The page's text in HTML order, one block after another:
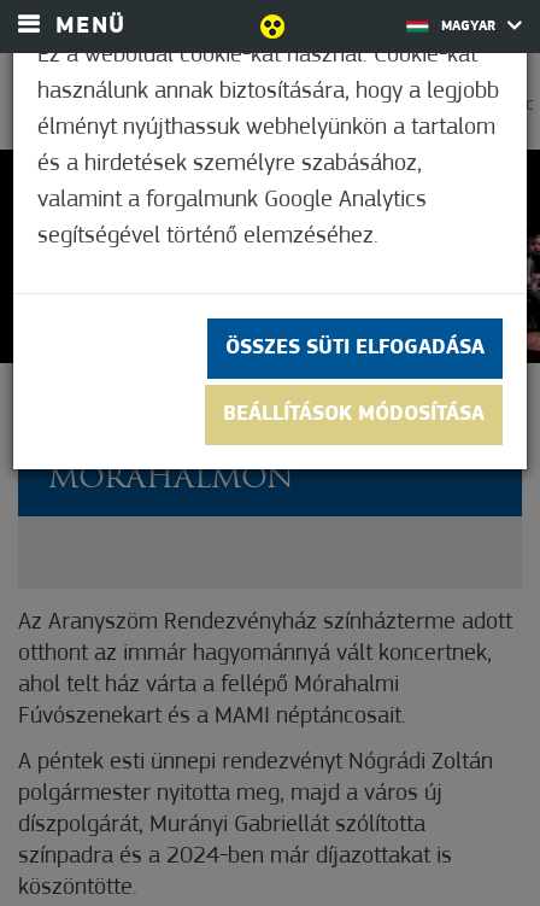
MENÜ MAGYAR
0
26,1°C
Nem értékelt
ÚJÉVI HANGVERSENNYEL
KÖSZÖNTÖTTÉK 2025-ÖT
MÓRAHALMON
Az Aranyszöm Rendezvényház színházterme adott
otthont az immár hagyománnyá vált koncertnek,
ahol telt ház várta a fellépő Mórahalmi
Fúvószenekart és a MAMI néptáncosait.
A péntek esti ünnepi rendezvényt Nógrádi Zoltán
polgármester nyitotta meg, majd a város új
díszpolgárát, Murányi Gabriellát szólította
színpadra és a 2024-ben már díjazottakat is
köszöntötte.
Ez a weboldal cookie-kat használ. Cookie-kat
használunk annak biztosítására, hogy a legjobb
élményt nyújthassuk webhelyünkön a tartalom
és a hirdetések személyre szabásához,
valamint a forgalmunk Google Analytics
segítségével történő elemzéséhez.
ÖSSZES SÜTI ELFOGADÁSA
BEÁLLÍTÁSOK MÓDOSÍTÁSA